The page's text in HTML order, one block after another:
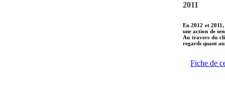
2011
En 2012 et
une action de
Au travers du
regards quant
Fiche de